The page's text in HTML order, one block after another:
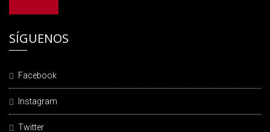
SÍGUENOS
Facebook
Instagram
Twitter